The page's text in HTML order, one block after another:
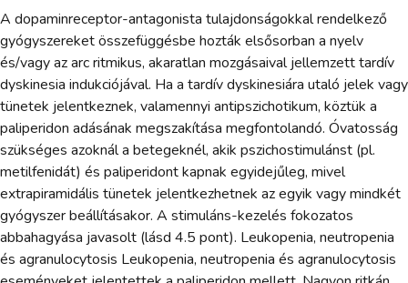
A dopaminreceptor-antagonista tulajdonságokkal rendelkező
gyógyszereket összefüggésbe hozták elsősorban a nyelv
és/vagy az arc ritmikus, akaratlan mozgásaival jellemzett tardív
dyskinesia indukciójával. Ha a tardív dyskinesiára utaló jelek vagy
tünetek jelentkeznek, valamennyi antipszichotikum, köztük a
paliperidon adásának megszakítása megfontolandó. Óvatosság
szükséges azoknál a betegeknél, akik pszichostimulánst (pl.
metilfenidát) és paliperidont kapnak egyidejűleg, mivel
extrapiramidális tünetek jelentkezhetnek az egyik vagy mindkét
gyógyszer beállításakor. A stimuláns-kezelés fokozatos
abbahagyása javasolt (lásd 4.5 pont). Leukopenia, neutropenia
és agranulocytosis Leukopenia, neutropenia és agranulocytosis